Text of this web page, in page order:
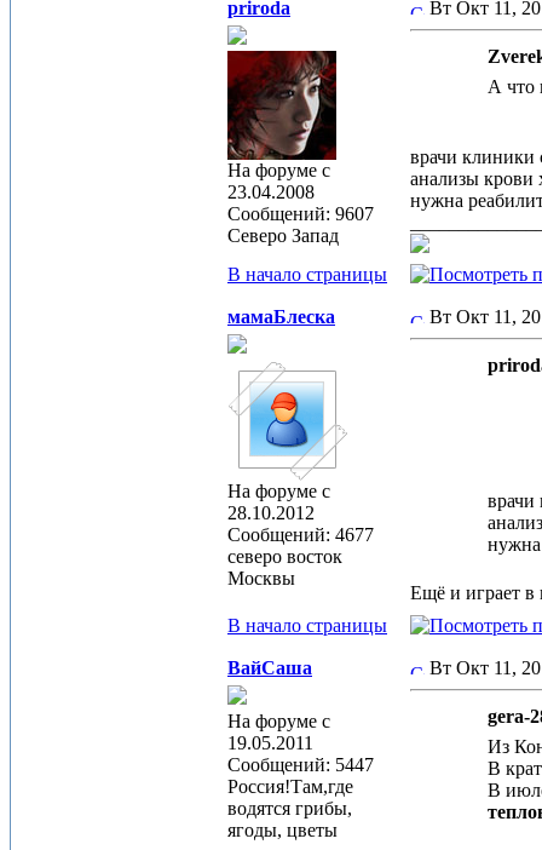
priroda
На форуме с
23.04.2008
Сообщений: 9607
Северо Запад
Вт Окт 11,
А что
врачи клиники
анализы крови
нужна
В начало страницы
мамаБлеска
На форуме с
28.10.2012
Сообщений: 4677
северо восток
Москвы
Вт Окт 11,
врачи
нужна
Ещё и играет в
В начало страницы
ВайСаша
На форуме с
19.05.2011
Сообщений: 5447
Россия!Там,где
водятся грибы,
ягоды, цветы
Вт Окт 11,
gera-
Из
В
В